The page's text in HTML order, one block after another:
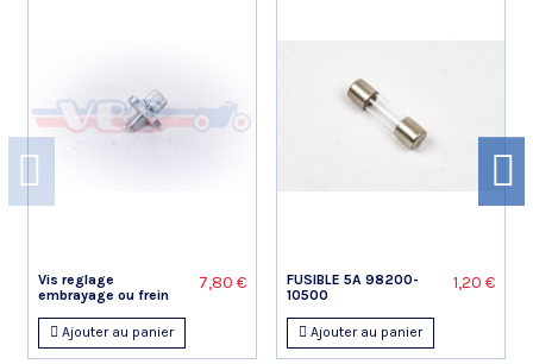
Joel J.
Publié le 29/05/2020 à 11:51 (Date de commande : 11/05/2020)
Vis reglage
embrayage ou frein
7,80 €
Ajouter au panier
FUSIBLE 5A 98200-
10500
1,20 €
Ajouter au panier